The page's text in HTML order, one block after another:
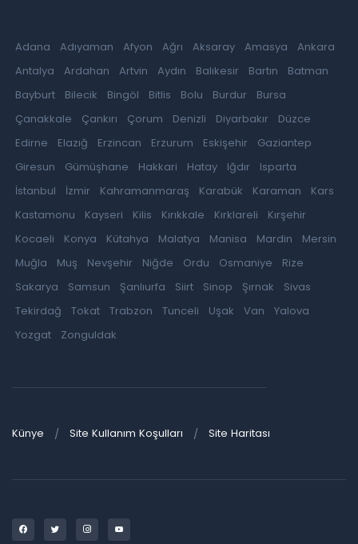
Adana Adıyaman Afyon Ağrı Aksaray Amasya
Ankara
Antalya
Ardahan Artvin Aydın Balıkesir Bartın
Batman
Bayburt
Bilecik Bingöl Bitlis Bolu Burdur
Bursa
Çanakkale
Çankırı Çorum Denizli Diyarbakır
Düzce
Edirne
Elazığ Erzincan Erzurum Eskişehir
Gaziantep
Giresun
Gümüşhane Hakkari Hatay Iğdır
Isparta
İstanbul
İzmir Kahramanmaraş Karabük Karaman
Kars
Kastamonu
Kayseri Kilis Kırıkkale Kırklareli
Kırşehir
Kocaeli
Konya Kütahya Malatya Manisa Mardin
Mersin
Muğla
Muş Nevşehir Niğde Ordu Osmaniye
Rize
Sakarya
Samsun Şanlıurfa Siirt Sinop Şırnak
Sivas
Tekirdağ
Tokat Trabzon Tunceli Uşak Van
Yalova
Yozgat
Zonguldak
Künye Site Kullanım Koşulları Site Haritası